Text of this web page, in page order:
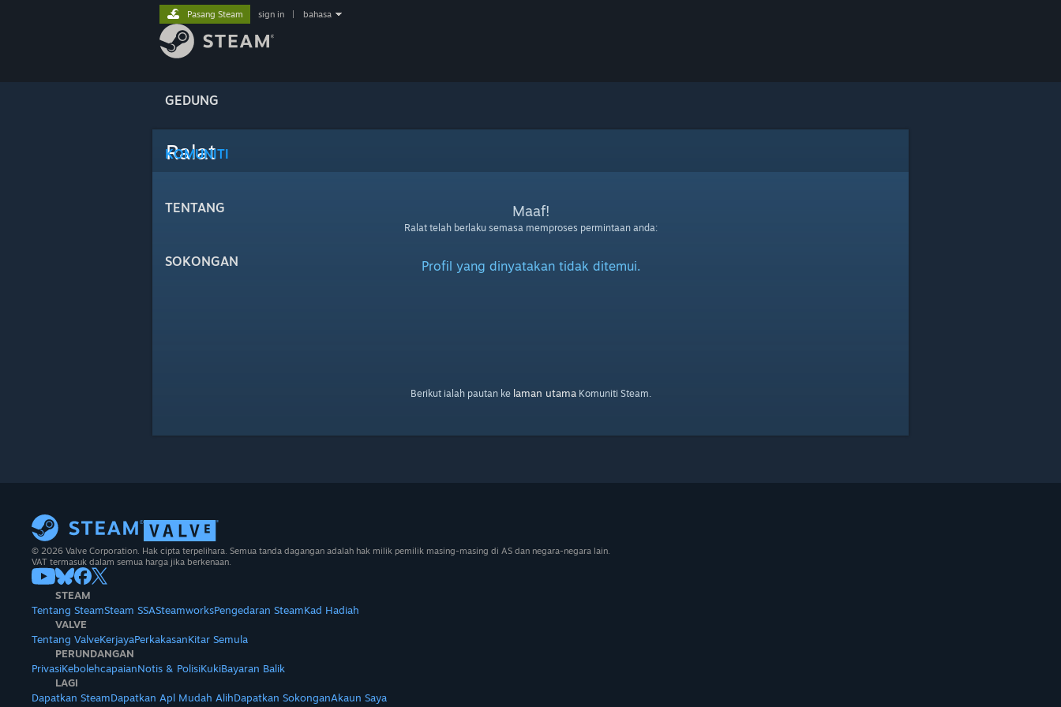
GEDUNG
KOMUNITI
TENTANG
SOKONGAN
Pasang Steam sign in bahasa
Ralat
Maaf!
Ralat telah berlaku semasa memproses permintaan anda:
Profil yang dinyatakan tidak ditemui.
Berikut ialah pautan ke laman utamaKomuniti Steam.
© 2026 Valve Corporation. Hak cipta terpelihara. Semua tanda dagangan adalah hak milik pemilik masing-masing di AS dan negara-negara lain.
VAT termasuk dalam semua harga jika berkenaan.
STEAM
Tentang SteamSteam SSASteamworksPengedaran SteamKad Hadiah
VALVE
Tentang ValveKerjayaPerkakasanKitar Semula
PERUNDANGAN
PrivasiKebolehcapaianNotis & PolisiKukiBayaran Balik
LAGI
Dapatkan SteamDapatkan Apl Mudah AlihDapatkan SokonganAkaun Saya